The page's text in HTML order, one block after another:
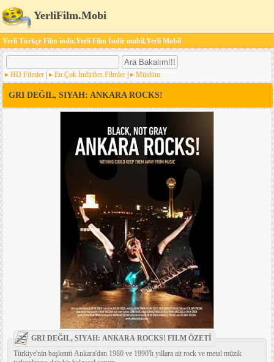
YerliFilm.Mobi
Yerli Türkçe Film indir,Yerli Film İndir mobil,Yerli Mobil
HD Filmler En Çok İndirilen Filmler Müslüm
GRI DEĞIL, SIYAH: ANKARA ROCKS!
GRI DEĞIL, SIYAH: ANKARA ROCKS! FILM ÖZETİ
Türkiye'nin başkenti Ankara'dan 1980 ve 1990'lı yıllara ait rock ve metal müzik